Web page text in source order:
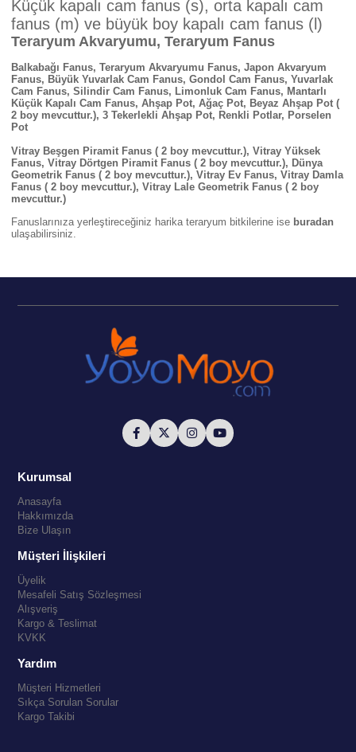
Küçük kapalı cam fanus (s), orta kapalı cam
fanus (m) ve büyük boy kapalı cam fanus (l)
Teraryum Akvaryumu, Teraryum Fanus
Balkabağı Fanus, Teraryum Akvaryumu Fanus, Japon Akvaryum
Fanus, Büyük Yuvarlak Cam Fanus, Gondol Cam Fanus, Yuvarlak
Cam Fanus, Silindir Cam Fanus, Limonluk Cam Fanus, Mantarlı
Küçük Kapalı Cam Fanus, Ahşap Pot, Ağaç Pot, Beyaz Ahşap Pot (
2 boy mevcuttur.), 3 Tekerlekli Ahşap Pot, Renkli Potlar, Porselen
Pot
Vitray Beşgen Piramit Fanus ( 2 boy mevcuttur.), Vitray Yüksek
Fanus, Vitray Dörtgen Piramit Fanus ( 2 boy mevcuttur.), Dünya
Geometrik Fanus ( 2 boy mevcuttur.), Vitray Ev Fanus, Vitray Damla
Fanus ( 2 boy mevcuttur.), Vitray Lale Geometrik Fanus ( 2 boy
mevcuttur.)
Fanuslarınıza yerleştireceğiniz harika teraryum bitkilerine ise buradan
ulaşabilirsiniz.
Kurumsal
Anasayfa
Hakkımızda
Bize Ulaşın
Müşteri İlişkileri
Üyelik
Mesafeli Satış Sözleşmesi
Alışveriş
Kargo & Teslimat
KVKK
Yardım
Müşteri Hizmetleri
Sıkça Sorulan Sorular
Kargo Takibi